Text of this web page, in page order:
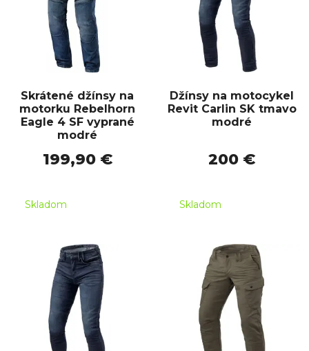
Skrátené džínsy na
motorku Rebelhorn
Eagle 4 SF vyprané
modré
199,90 €
Skladom
Džínsy na motocykel
Revit Carlin SK tmavo
modré
200 €
Skladom